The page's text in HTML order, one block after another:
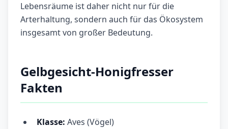
Lebensräume ist daher nicht nur für die
Arterhaltung, sondern auch für das Ökosystem
insgesamt von großer Bedeutung.
Gelbgesicht-Honigfresser
Fakten
Klasse: Aves (Vögel)